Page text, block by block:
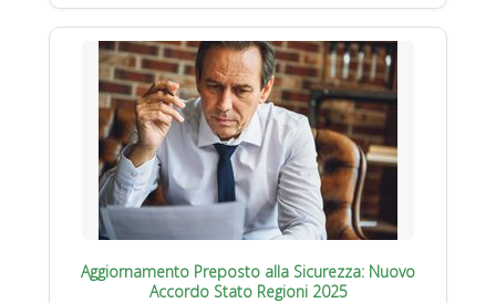
Aggiornamento Preposto alla Sicurezza: Nuovo
Accordo Stato Regioni 2025